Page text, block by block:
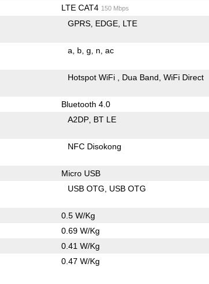
LTE CAT4 150 Mbps
GPRS EDGE LTE
a b g n ac
Hotspot WiFi Dua Band WiFi Direct
Bluetooth 4.0
A2DP BT LE
NFC Disokong
Micro USB
USB OTG USB OTG
0.5 W/Kg
0.69 W/Kg
0.41 W/Kg
0.47 W/Kg